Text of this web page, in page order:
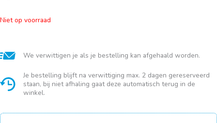
Niet op voorraad
We verwittigen je als je bestelling kan afgehaald worden.
Je bestelling blijft na verwittiging max. 2 dagen gereserveerd
staan, bij niet afhaling gaat deze automatisch terug in de
winkel.